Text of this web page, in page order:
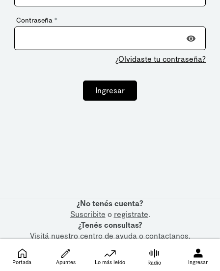
Contraseña *
¿Olvidaste tu contraseña?
Ingresar
¿No tenés cuenta?
Suscribite o registrate.
¿Tenés consultas?
Visitá nuestrocentro de ayudaocontactanos.
Portada Apuntes Lo más leído Radio Ingresar